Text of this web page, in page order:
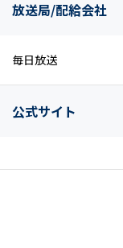
放送局/配給会社
毎日放送
公式サイト